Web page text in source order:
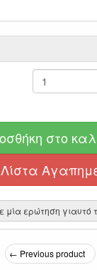
στο
ερώτηση γιαυτό
← Previous product